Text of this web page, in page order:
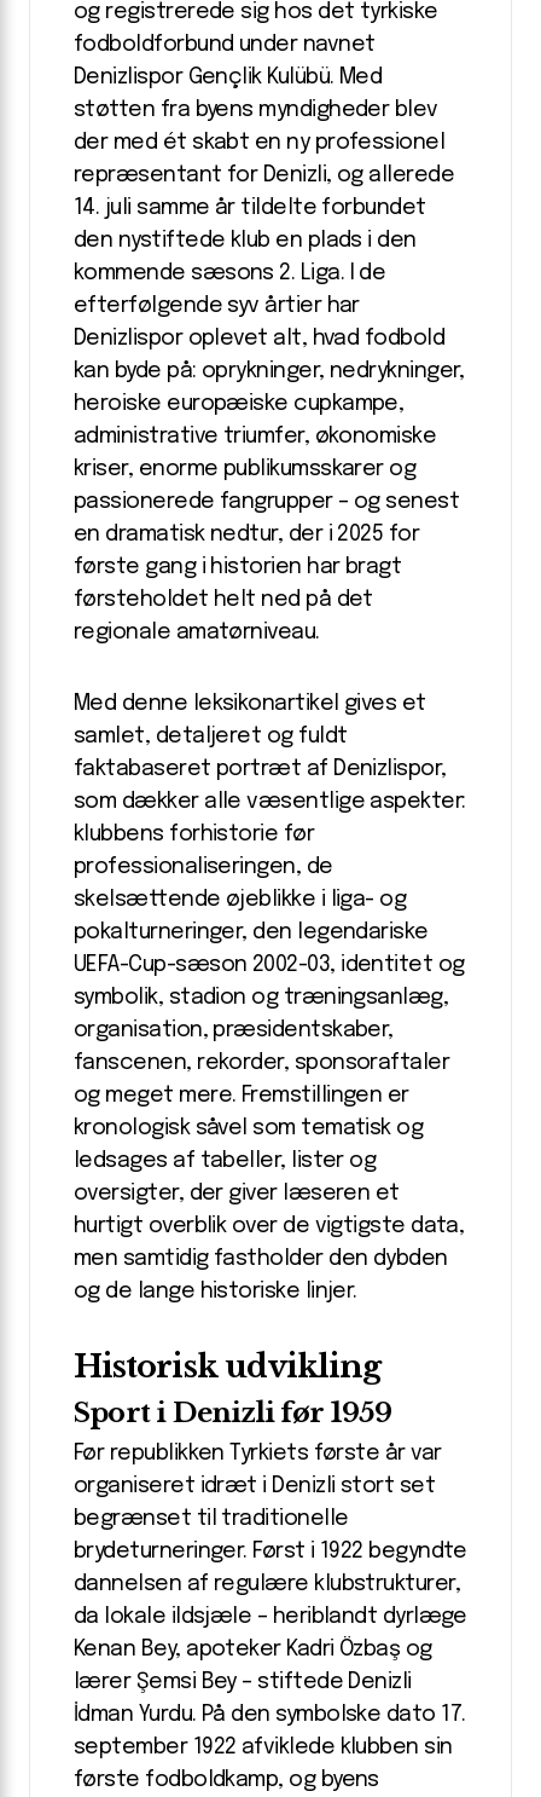
og registrerede sig hos det tyrkiske
fodboldforbund under navnet
Denizlispor Gençlik Kulübü. Med
støtten fra byens myndigheder blev
der med ét skabt en ny professionel
repræsentant for Denizli, og allerede
14. juli samme år tildelte forbundet
den nystiftede klub en plads i den
kommende sæsons 2. Liga. I de
efterfølgende syv årtier har
Denizlispor oplevet alt, hvad fodbold
kan byde på: oprykninger, nedrykninger,
heroiske europæiske cupkampe,
administrative triumfer, økonomiske
kriser, enorme publikumsskarer og
passionerede fangrupper – og senest
en dramatisk nedtur, der i 2025 for
første gang i historien har bragt
førsteholdet helt ned på det
regionale amatørniveau.
Med denne leksikonartikel gives et
samlet, detaljeret og fuldt
faktabaseret portræt af Denizlispor,
som dækker alle væsentlige aspekter:
klubbens forhistorie før
professionaliseringen, de
skelsættende øjeblikke i liga- og
pokalturneringer, den legendariske
UEFA-Cup-sæson 2002-03, identitet og
symbolik, stadion og træningsanlæg,
organisation, præsidentskaber,
fanscenen, rekorder, sponsoraftaler
og meget mere. Fremstillingen er
kronologisk såvel som tematisk og
ledsages af tabeller, lister og
oversigter, der giver læseren et
hurtigt overblik over de vigtigste data,
men samtidig fastholder den dybden
og de lange historiske linjer.
Historisk udvikling
Sport i Denizli før 1959
Før republikken Tyrkiets første år var
organiseret idræt i Denizli stort set
begrænset til traditionelle
brydeturneringer. Først i 1922 begyndte
dannelsen af regulære klubstrukturer,
da lokale ildsjæle – heriblandt dyrlæge
Kenan Bey, apoteker Kadri Özbaş og
lærer Şemsi Bey – stiftede Denizli
İdman Yurdu. På den symbolske dato 17.
september 1922 afviklede klubben sin
første fodboldkamp, og byens